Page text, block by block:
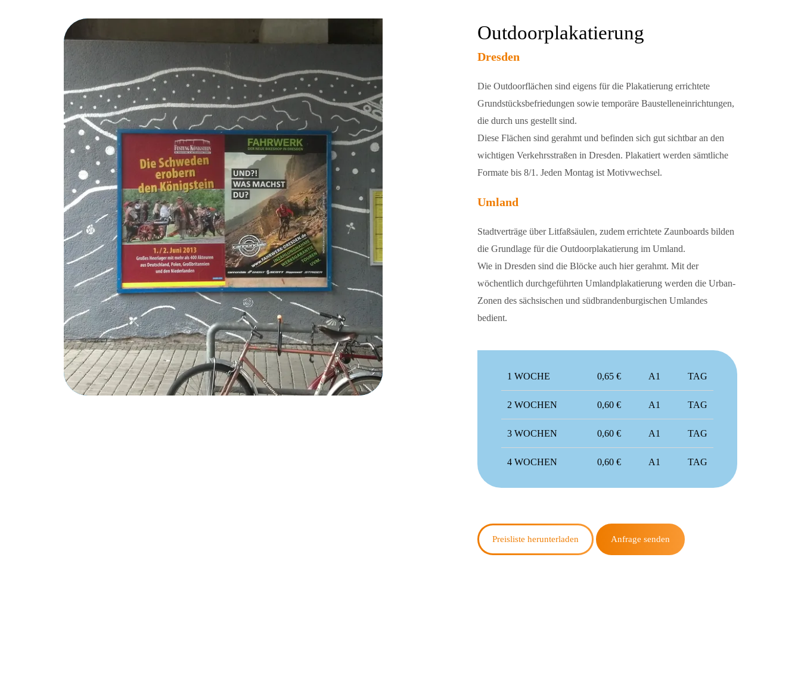
Outdoorplakatierung
Dresden
Die Outdoorflächen sind eigens für die Plakatierung errichtete
Grundstücksbefriedungen sowie temporäre Baustelleneinrichtungen,
die durch uns gestellt sind.
Diese Flächen sind gerahmt und befinden sich gut sichtbar an den
wichtigen Verkehrsstraßen in Dresden. Plakatiert werden sämtliche
Formate bis 8/1. Jeden Montag ist Motivwechsel.
Umland
Stadtverträge über Litfaßsäulen, zudem errichtete Zaunboards bilden
die Grundlage für die Outdoorplakatierung im Umland.
Wie in Dresden sind die Blöcke auch hier gerahmt. Mit der
wöchentlich durchgeführten Umlandplakatierung werden die Urban-
Zonen des sächsischen und südbrandenburgischen Umlandes
bedient.
1 WOCHE 0,65 € A1 TAG
2 WOCHEN 0,60 € A1 TAG
3 WOCHEN 0,60 € A1 TAG
4 WOCHEN 0,60 € A1 TAG
Preisliste herunterladen Anfrage senden